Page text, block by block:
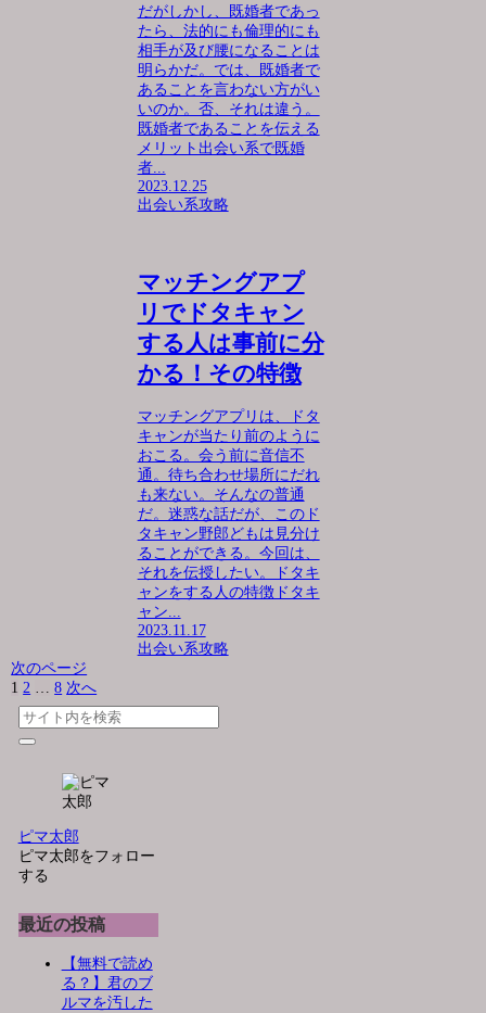
だがしかし、既婚者であっ
たら、法的にも倫理的にも
相手が及び腰になることは
明らかだ。では、既婚者で
あることを言わない方がい
いのか。否、それは違う。
既婚者であることを伝える
メリット出会い系で既婚
者...
2023.12.25
出会い系攻略
マッチングアプ
リでドタキャン
する人は事前に分
かる！その特徴
マッチングアプリは、ドタ
キャンが当たり前のように
おこる。会う前に音信不
通。待ち合わせ場所にだれ
も来ない。そんなの普通
だ。迷惑な話だが、このド
タキャン野郎どもは見分け
ることができる。今回は、
それを伝授したい。ドタキ
ャンをする人の特徴ドタキ
ャン...
2023.11.17
出会い系攻略
次のページ
1 2 … 8 次へ
ピマ太郎
ピマ太郎をフォロー
する
最近の投稿
【無料で読め
る？】君のブ
ルマを汚した